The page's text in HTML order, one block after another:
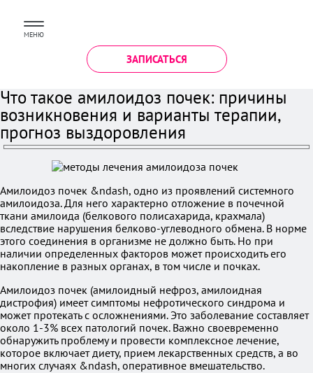
МЕНЮ
ЗАПИСАТЬСЯ
Что такое амилоидоз почек: причины
возникновения и варианты терапии,
прогноз выздоровления
Амилоидоз почек &ndash, одно из проявлений системного
амилоидоза. Для него характерно отложение в почечной
ткани амилоида (белкового полисахарида, крахмала)
вследствие нарушения белково-углеводного обмена. В норме
этого соединения в организме не должно быть. Но при
наличии определенных факторов может происходить его
накопление в разных органах, в том числе и почках.
Амилоидоз почек (амилоидный нефроз, амилоидная
дистрофия) имеет симптомы нефротического синдрома и
может протекать с осложнениями. Это заболевание составляет
около 1-3% всех патологий почек. Важно своевременно
обнаружить проблему и провести комплексное лечение,
которое включает диету, прием лекарственных средств, а во
многих случаях &ndash, оперативное вмешательство.